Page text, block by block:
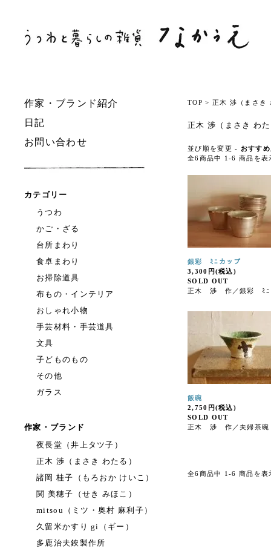
作家・ブランド紹介
日記
お問い合わせ
カテゴリー
うつわ
かご・ざる
台所まわり
食卓まわり
お掃除道具
布もの・インテリア
おしゃれ小物
手芸材料・手芸道具
文具
子どものもの
その他
ガラス
作家・ブランド
夜長堂（井上タツ子）
正木 渉（まさき わたる）
諸岡 桂子（もろおか けいこ）
関 美穂子（せき みほこ）
mitsou（ミツ・奥村 麻利子）
久留米かすり gi（ギー）
多鹿治夫鋏製作所
TOP > 正木 渉（まさき
正木 渉（まさき わ
並び順を変更 - おすす
全6商品中 1-6 商品を表
銀彩 ﾐﾆカップ
3,300円(税込)
SOLD OUT
正木 渉 作／銀彩 ﾐﾆ
飯碗
2,750円(税込)
SOLD OUT
正木 渉 作／夫婦茶碗
全6商品中 1-6 商品を表